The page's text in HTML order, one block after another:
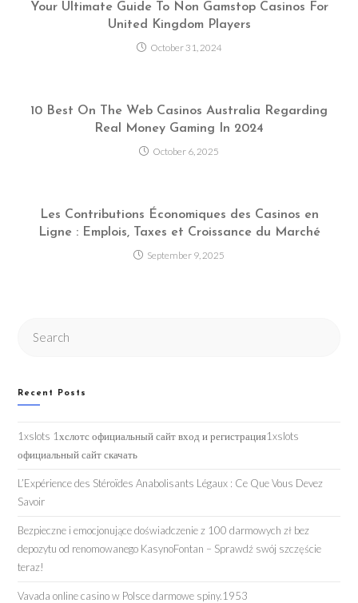
Your Ultimate Guide To Non Gamstop Casinos For
United Kingdom Players
October 31, 2024
10 Best On The Web Casinos Australia Regarding
Real Money Gaming In 2024
October 6, 2025
Les Contributions Économiques des Casinos en
Ligne : Emplois, Taxes et Croissance du Marché
September 9, 2025
Recent Posts
1xslots 1хслотс официальный сайт вход и регистрация1xslots
официальный сайт скачать
L’Expérience des Stéroïdes Anabolisants Légaux : Ce Que Vous Devez
Savoir
Bezpieczne i emocjonujące doświadczenie z 100 darmowych zł bez
depozytu od renomowanego KasynoFontan – Sprawdź swój szczęście
teraz!
Vavada online casino w Polsce darmowe spiny.1953